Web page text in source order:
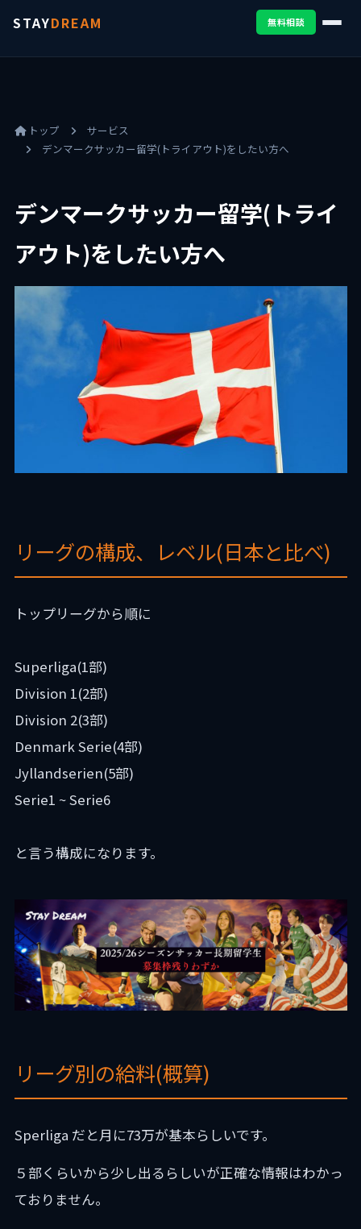
STAYDREAM 無料相談
トップ
サービス
デンマークサッカー留学(トライアウト)をしたい方へ
デンマークサッカー留学(トライ
アウト)をしたい方へ
リーグの構成、レベル(日本と比べ)
トップリーグから順に
Superliga(1部)
Division 1(2部)
Division 2(3部)
Denmark Serie(4部)
Jyllandserien(5部)
Serie1 ~ Serie6
と言う構成になります。
リーグ別の給料(概算)
Sperliga だと月に73万が基本らしいです。
５部くらいから少し出るらしいが正確な情報はわかっ
ておりません。